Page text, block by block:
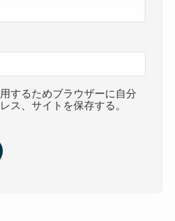
するためブラウザーに自分
ス、サイトを保存する。